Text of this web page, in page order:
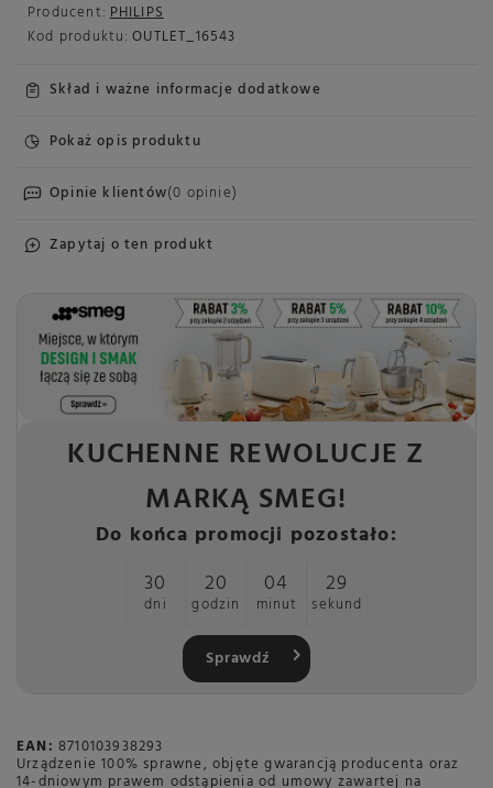
Producent: PHILIPS
Kod produktu: OUTLET_16543
Skład i ważne informacje dodatkowe
Pokaż opis produktu
Opinie klientów(0 opinie)
Zapytaj o ten produkt
KUCHENNE REWOLUCJE Z
MARKĄ SMEG!
Do końca promocji pozostało:
30
dni
20
godzin
04
minut
29
sekund
Sprawdź
EAN: 8710103938293
Urządzenie 100% sprawne, objęte gwarancją producenta oraz
14-dniowym prawem odstąpienia od umowy zawartej na